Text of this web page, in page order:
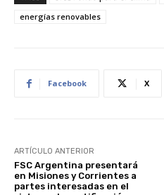
energías renovables
Facebook X
ARTÍCULO ANTERIOR
FSC Argentina presentará
en Misiones y Corrientes a
partes interesadas en el